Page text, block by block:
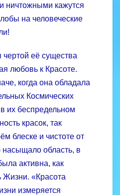
ничтожными кажутся
на человече­ские
её существа
любовь к Красоте.
когда она обладала
Космических
их беспредельном
красок, так
блеске и чистоте от
область, в
активна, как
Жизни. «Красота
измеряется